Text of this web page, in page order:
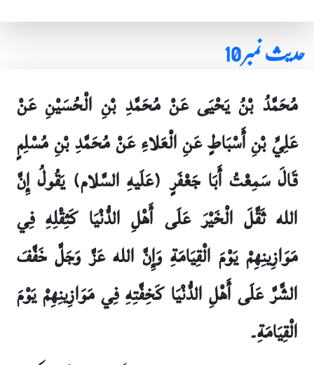
حدیث نمبر 10
مُحَمَّدُ بْنُ يَحْيَى عَنْ مُحَمَّدِ بْنِ الْحُسَيْنِ عَنْ
عَلِيِّ بْنِ أَسْبَاطٍ عَنِ الْعَلاءِ عَنْ مُحَمَّدِ بْنِ مُسْلِمٍ
قَالَ سَمِعْتُ أَبَا جَعْفَرٍ (عَلَيهِ السَّلام) يَقُولُ إِنَّ
الله ثَقَّلَ الْخَيْرَ عَلَى أَهْلِ الدُّنْيَا كَثِقْلِهِ فِي
مَوَازِينِهِمْ يَوْمَ الْقِيَامَةِ وَإِنَّ الله عَزَّ وَجَلَّ خَفَّفَ
الشَّرَّ عَلَى أَهْلِ الدُّنْيَا كَخِفَّتِهِ فِي مَوَازِينِهِمْ يَوْمَ
الْقِيَامَةِ۔